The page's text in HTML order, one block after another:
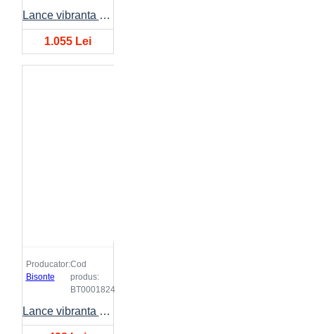
Lance vibranta BISONTE VIBDE Ø48mm, lungime 4 metri
1.055 Lei
Producator:
Bisonte
Cod
produs:
BT0001824
Lance vibranta BISONTE VIBE Ø32mm, lungime 4 metri